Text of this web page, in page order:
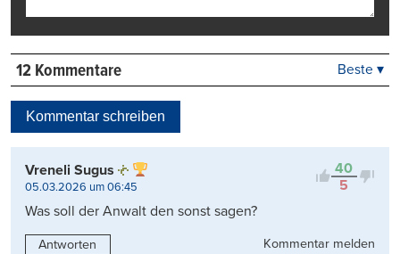
12 Kommentare
Kontrovers
Beste ▾
Kommentar schreiben
40
5
Vreneli Sugus
05.03.2026 um 06:45
Was soll der Anwalt den sonst sagen?
Antworten Kommentar melden